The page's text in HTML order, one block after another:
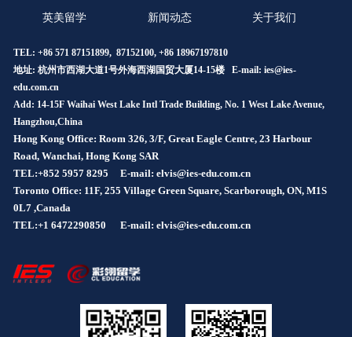
英美留学 新闻动态 关于我们
TEL: +86 571 87151899, 87152100, +86 18967197810
地址: 杭州市西湖大道1号外海西湖国贸大厦14-15楼 E-mail: ies@ies-
edu.com.cn
Add: 14-15F Waihai West Lake Intl Trade Building, No. 1 West Lake Avenue,
Hangzhou,China
Hong Kong Office: Room 326, 3/F, Great Eagle Centre, 23 Harbour
Road, Wanchai, Hong Kong SAR
TEL:+852 5957 8295
E-mail: elvis@ies-edu.com.cn
Toronto Office: 11F, 255 Village Green Square, Scarborough, ON, M1S
0L7 ,Canada
TEL:+1 6472290850 E-mail: elvis@ies-edu.com.cn